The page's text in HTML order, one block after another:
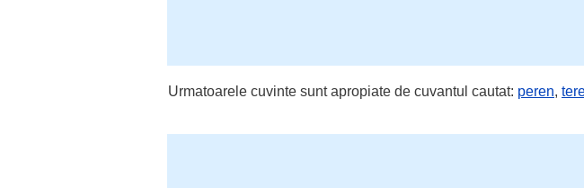
Urmatoarele cuvinte sunt apropiate de cuvantul cautat: peren,